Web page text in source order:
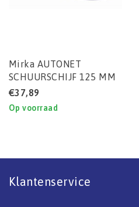
Mirka AUTONET
SCHUURSCHIJF 125 MM
P400 (DOOS) 50STUKS
€37,89
Op voorraad
Klantenservice